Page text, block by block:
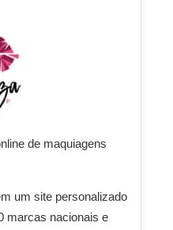
de maquiagens
um site personalizado
marcas nacionais e